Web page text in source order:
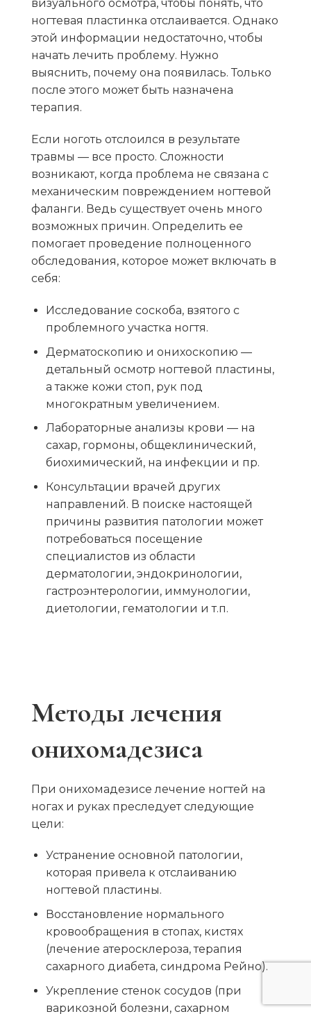
визуального осмотра, чтобы понять, что
ногтевая пластинка отслаивается. Однако
этой информации недостаточно, чтобы
начать лечить проблему. Нужно
выяснить, почему она появилась. Только
после этого может быть назначена
терапия.
Если ноготь отслоился в результате
травмы — все просто. Сложности
возникают, когда проблема не связана с
механическим повреждением ногтевой
фаланги. Ведь существует очень много
возможных причин. Определить ее
помогает проведение полноценного
обследования, которое может включать в
себя:
Исследование соскоба, взятого с
проблемного участка ногтя.
Дерматоскопию и онихоскопию —
детальный осмотр ногтевой пластины,
а также кожи стоп, рук под
многократным увеличением.
Лабораторные анализы крови — на
сахар, гормоны, общеклинический,
биохимический, на инфекции и пр.
Консультации врачей других
направлений. В поиске настоящей
причины развития патологии может
потребоваться посещение
специалистов из области
дерматологии, эндокринологии,
гастроэнтерологии, иммунологии,
диетологии, гематологии и т.п.
Методы лечения
онихомадезиса
При онихомадезисе лечение ногтей на
ногах и руках преследует следующие
цели:
Устранение основной патологии,
которая привела к отслаиванию
ногтевой пластины.
Восстановление нормального
кровообращения в стопах, кистях
(лечение атеросклероза, терапия
сахарного диабета, синдрома Рейно).
Укрепление стенок сосудов (при
варикозной болезни, сахарном